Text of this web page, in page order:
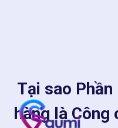
Tại sao Phần
hàng là Công